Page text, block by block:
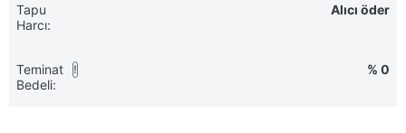
Tapu
Harcı:
Alıcı öder
Teminat
Bedeli:
! % 0